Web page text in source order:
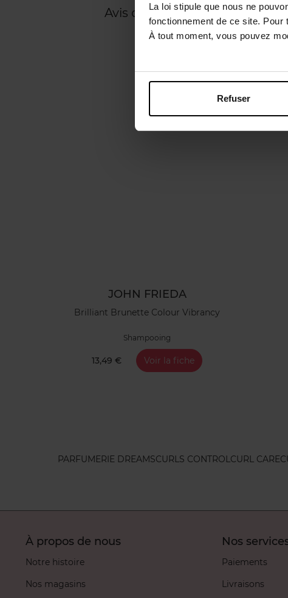
La loi stipule que nous ne
fonctionnement de ce site.
À tout moment, vous pouvez
Refuser
Avis client
JOHN FRIEDA
Brilliant Brunette Colour Vibrancy
Shampooing
13,49 € Voir la fiche
PARFUMERIE DREAMSCURLS CONTROL CURL CARE
À propos de nous
Notre histoire
Nos magasins
Nos
Paiements
Livraisons